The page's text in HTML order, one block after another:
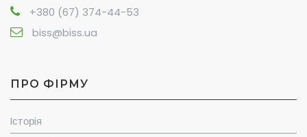
+380 (67) 374-44-53
biss@biss.ua
ПРО ФІРМУ
Iсторiя